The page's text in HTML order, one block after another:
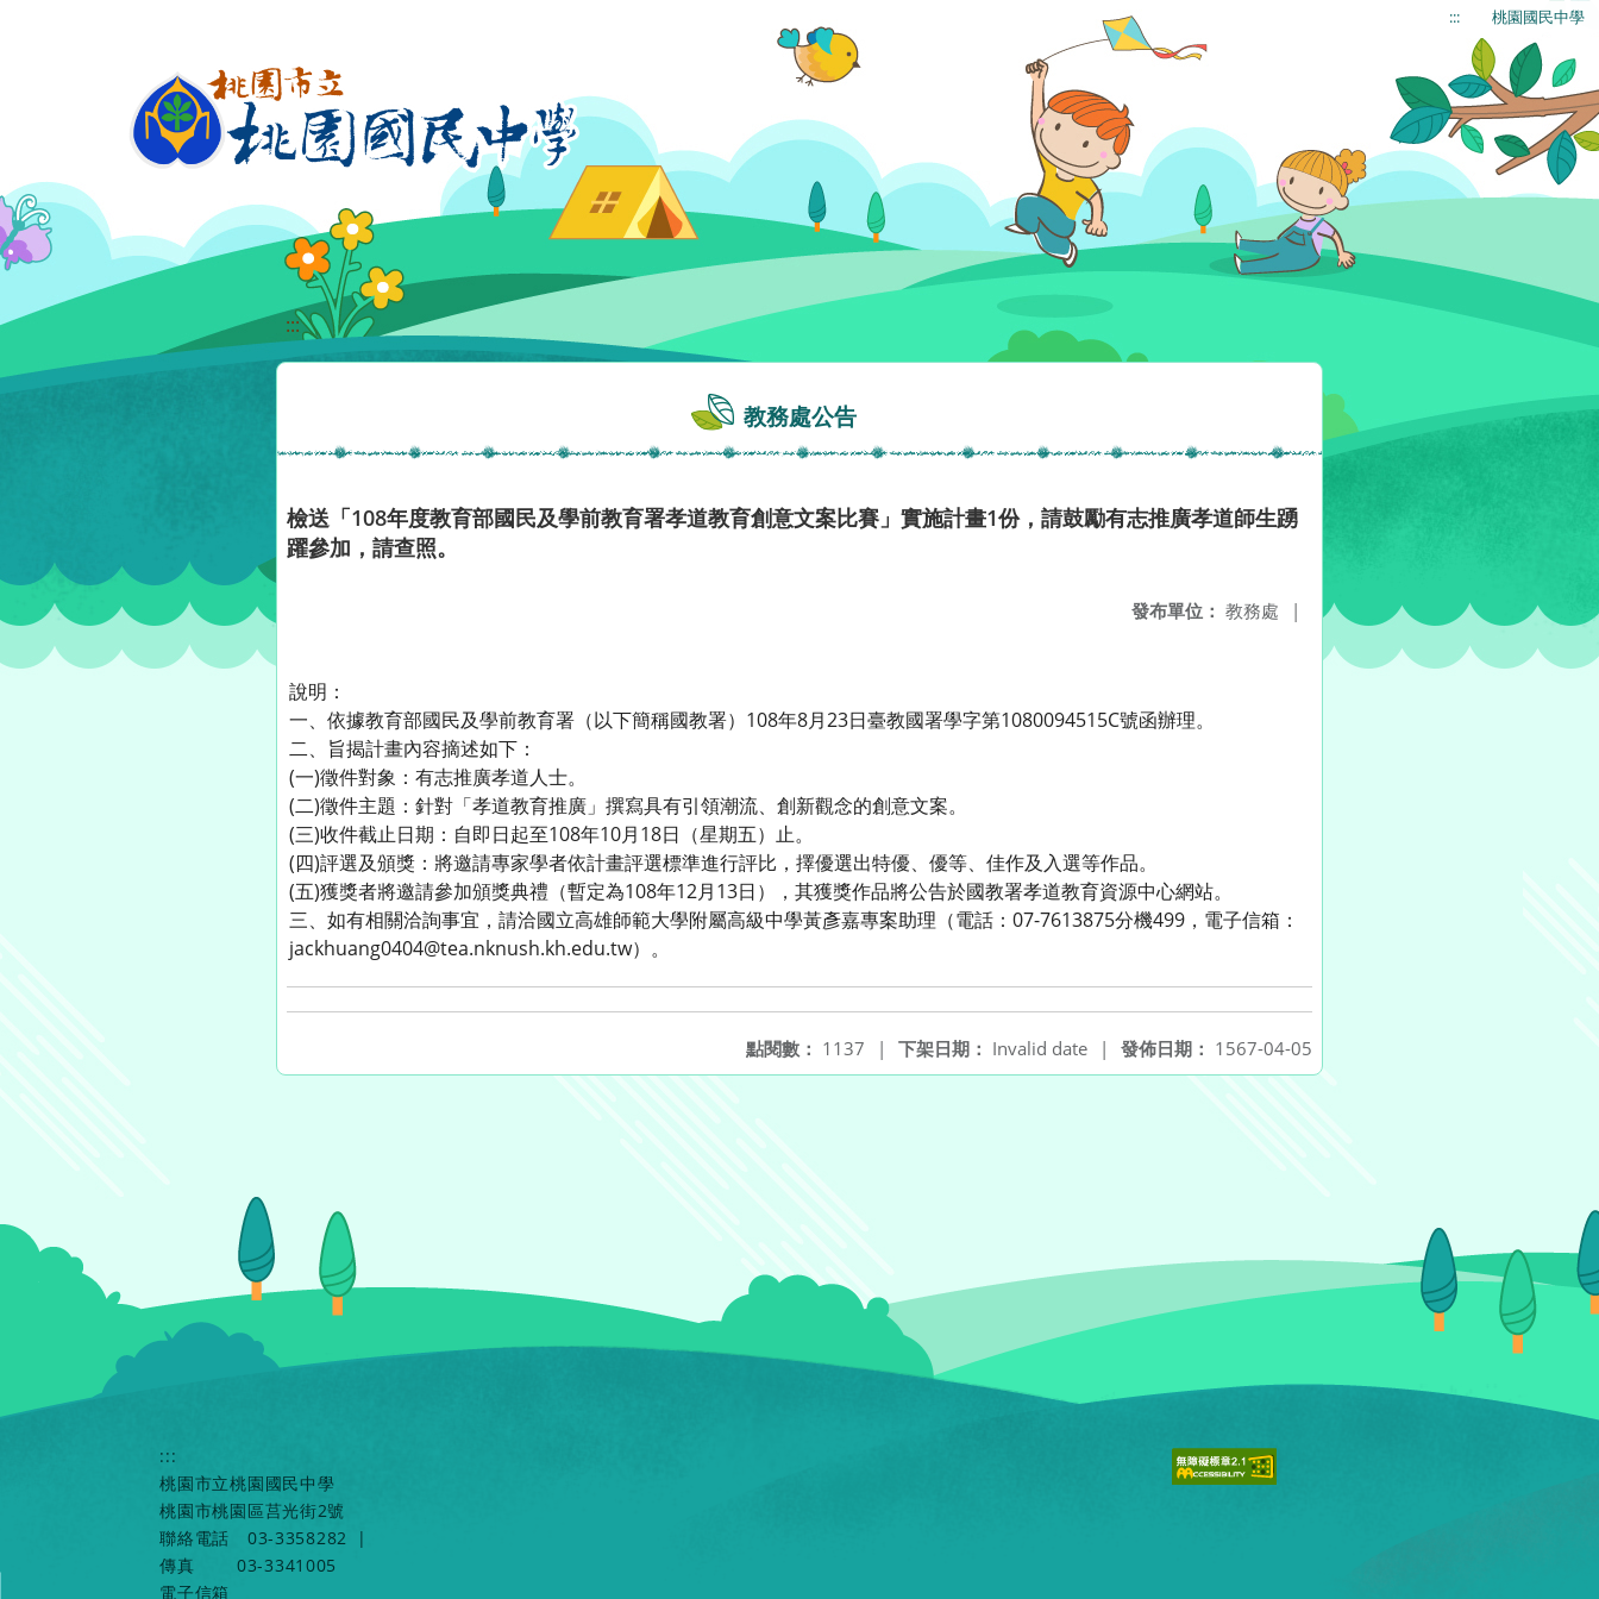
::: 桃園國民中學
:::
教務處公告
檢送「108年度教育部國民及學前教育署孝道教育創意文案比賽」實施計畫1份，請鼓勵有志推廣孝道師生踴
躍參加，請查照。
發布單位： 教務處 |
說明：
一、依據教育部國民及學前教育署（以下簡稱國教署）108年8月23日臺教國署學字第1080094515C號函辦理。
二、旨揭計畫內容摘述如下：
(一)徵件對象：有志推廣孝道人士。
(二)徵件主題：針對「孝道教育推廣」撰寫具有引領潮流、創新觀念的創意文案。
(三)收件截止日期：自即日起至108年10月18日（星期五）止。
(四)評選及頒獎：將邀請專家學者依計畫評選標準進行評比，擇優選出特優、優等、佳作及入選等作品。
(五)獲獎者將邀請參加頒獎典禮（暫定為108年12月13日），其獲獎作品將公告於國教署孝道教育資源中心網站。
三、如有相關洽詢事宜，請洽國立高雄師範大學附屬高級中學黃彥嘉專案助理（電話：07-7613875分機499，電子信箱：
jackhuang0404@tea.nknush.kh.edu.tw）。
發佈日期： 1567-04-05
下架日期： Invalid date |
點閱數： 1137 |
:::
桃園市立桃園國民中學
桃園市桃園區莒光街2號
聯絡電話
03-3358282
|
傳真
03-3341005
電子信箱